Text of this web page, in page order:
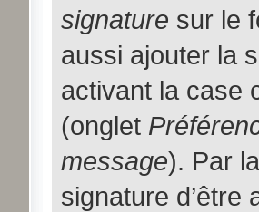
signature sur le
aussi ajouter la
activant la case
(onglet
message). Par
signature d’être